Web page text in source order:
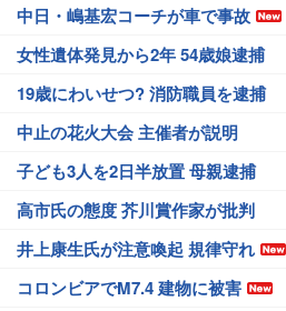
中日・嶋基宏コーチが車で事故
女性遺体発見から2年 54歳娘逮捕
19歳にわいせつ? 消防職員を逮捕
中止の花火大会 主催者が説明
子ども3人を2日半放置 母親逮捕
高市氏の態度 芥川賞作家が批判
井上康生氏が注意喚起 規律守れ
コロンビアでM7.4 建物に被害